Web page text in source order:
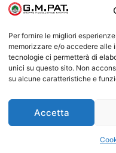
Per fornire le migliori
memorizzare e/o accedere alle
tecnologie ci permetterà di
unici su questo sito. Non
su alcune caratteristiche e
Accetta
Seguici Su